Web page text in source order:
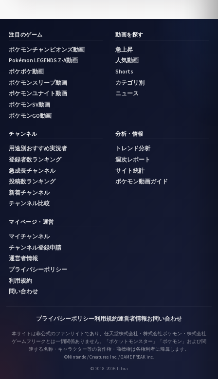
注目のゲーム
ポケモンチャンピオンズ動画
Pokémon LEGENDS Z-A動画
ポケポケ動画
ポケモンスリープ動画
ポケモンユナイト動画
ポケモンSV動画
ポケモンGO動画
動画を探す
急上昇
人気動画
Shorts
カテゴリ別
ニュース
チャンネル
用途別おすすめ実況者
登録者数ランキング
急成長チャンネル
投稿数ランキング
新着チャンネル
チャンネル比較
分析・情報
トレンド分析
週次レポート
サイト統計
ポケモン動画ガイド
マイページ・運営
マイチャンネル
チャンネル登録申請
運営者情報
プライバシーポリシー
利用規約
問い合わせ
プライバシーポリシー利用規約運営者情報お問い合わせ
本サイトは非公式のファンサイトであり、任天堂株式会社・株式会社ポケモン・株式会社
ゲームフリークとは一切関係ありません。「ポケットモンスター」「ポケモン」および関
連する名称・キャラクター等の著作権・商標権は各権利者に帰属します。
©Nintendo / Creatures Inc. / GAME FREAK inc.
© 2018-2026 Libra